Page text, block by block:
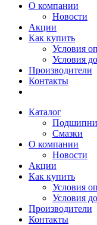
О компании
Новости
Акции
Как купить
Условия
Условия
Производители
Контакты
Каталог
Смазки
О компании
Новости
Акции
Как купить
Условия
Условия
Производители
Контакты